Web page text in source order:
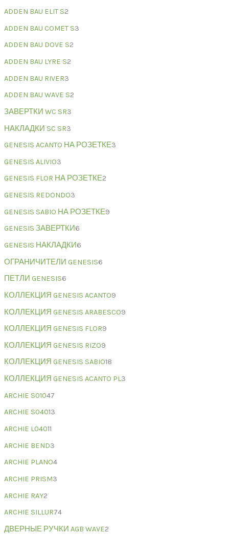
ADDEN BAU ELIT S2
ADDEN BAU COMET S3
ADDEN BAU DOVE S2
ADDEN BAU LYRE S2
ADDEN BAU RIVER3
ADDEN BAU WAVE S2
ЗАВЕРТКИ WC SR3
НАКЛАДКИ SC SR3
GENESIS ACANTO НА РОЗЕТКЕ3
GENESIS ALIVIO3
GENESIS FLOR НА РОЗЕТКЕ2
GENESIS REDONDO3
GENESIS SABIO НА РОЗЕТКЕ9
GENESIS ЗАВЕРТКИ6
GENESIS НАКЛАДКИ6
ОГРАНИЧИТЕЛИ GENESIS6
ПЕТЛИ GENESIS6
КОЛЛЕКЦИЯ GENESIS ACANTO9
КОЛЛЕКЦИЯ GENESIS ARABESCO9
КОЛЛЕКЦИЯ GENESIS FLOR9
КОЛЛЕКЦИЯ GENESIS RIZO9
КОЛЛЕКЦИЯ GENESIS SABIO18
КОЛЛЕКЦИЯ GENESIS ACANTO PL3
ARCHIE S01047
ARCHIE S04013
ARCHIE L04011
ARCHIE BEND3
ARCHIE PLANO4
ARCHIE PRISM3
ARCHIE RAY2
ARCHIE SILLUR74
ДВЕРНЫЕ РУЧКИ AGB WAVE2